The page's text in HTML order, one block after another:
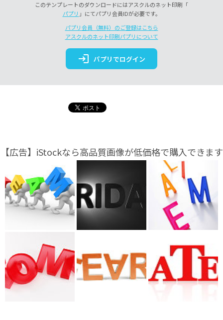
このテンプレートのダウンロードにはアスクルのネット印刷「
パプリ 」にてパプリ会員IDが必要です。
パプリ会員（無料）のご登録はこちら
アスクルのネット印刷パプリについて
login パプリでログイン
【広告】iStockなら高品質画像が低価格で購入できます